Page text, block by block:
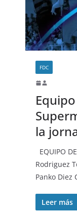
FDC
la
EQUIPO
Rodriguez
Panko Diez
Leer más